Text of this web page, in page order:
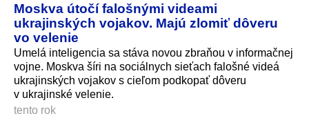
Moskva útočí falošnými videami
ukrajinských vojakov. Majú zlomiť dôveru
vo velenie
Umelá inteligencia sa stáva novou zbraňou v informačnej
vojne. Moskva šíri na sociálnych sieťach falošné videá
ukrajinských vojakov s cieľom podkopať dôveru
v ukrajinské velenie.
tento rok